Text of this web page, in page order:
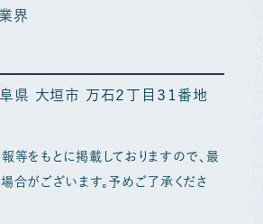
界
県 大垣市 万石２丁目３１番地
等をもとに掲載しておりますので、最
合がございます。予めご了承くださ